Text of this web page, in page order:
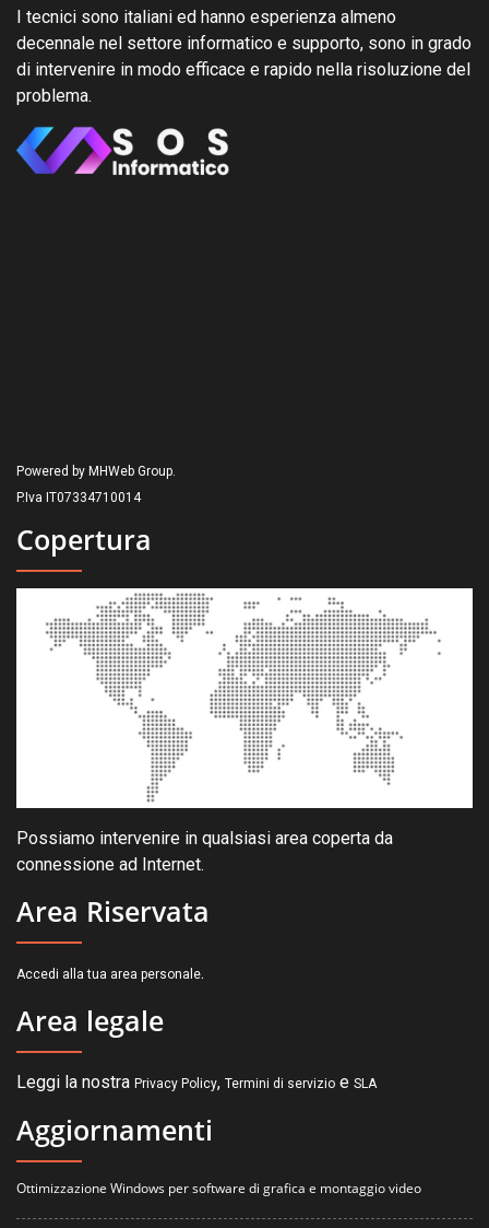
I tecnici sono italiani ed hanno esperienza almeno
decennale nel settore informatico e supporto, sono in grado
di intervenire in modo efficace e rapido nella risoluzione del
problema.
Powered by MHWeb Group.
P.Iva IT07334710014
Copertura
Possiamo intervenire in qualsiasi area coperta da
connessione ad Internet.
Area Riservata
Accedi alla tua area personale.
Area legale
Leggi la nostra Privacy Policy, Termini di servizio e SLA
Aggiornamenti
Ottimizzazione Windows per software di grafica e montaggio video